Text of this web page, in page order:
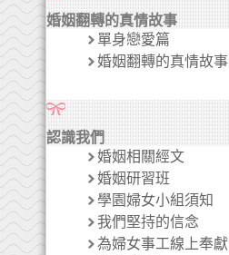
婚姻翻轉的真情故事
單身戀愛篇
婚姻翻轉的真情故事
認識我們
婚姻相關經文
婚姻研習班
學園婦女小組須知
我們堅持的信念
為婦女事工線上奉獻